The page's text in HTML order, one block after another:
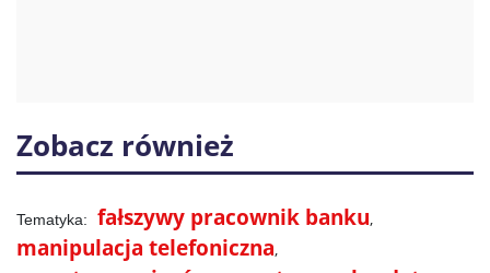
Zobacz również
fałszywy pracownik banku
manipulacja telefoniczna